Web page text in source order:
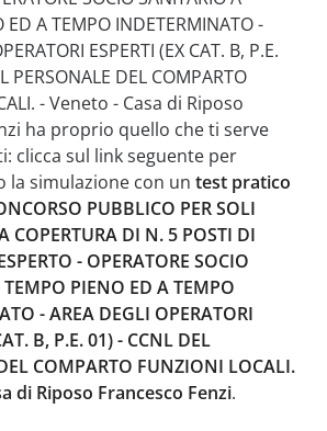
ED A TEMPO INDETERMINATO -
ESPERTI (EX CAT. B, P.E.
PERSONALE DEL COMPARTO
- Veneto - Casa di Riposo
ha proprio quello che ti serve
clicca sul link seguente per
la simulazione con un test pratico
PUBBLICO PER SOLI
COPERTURA DI N. 5 POSTI DI
- OPERATORE SOCIO
PIENO ED A TEMPO
- AREA DEGLI OPERATORI
B, P.E. 01) - CCNL DEL
COMPARTO FUNZIONI LOCALI.
di Riposo Francesco Fenzi.